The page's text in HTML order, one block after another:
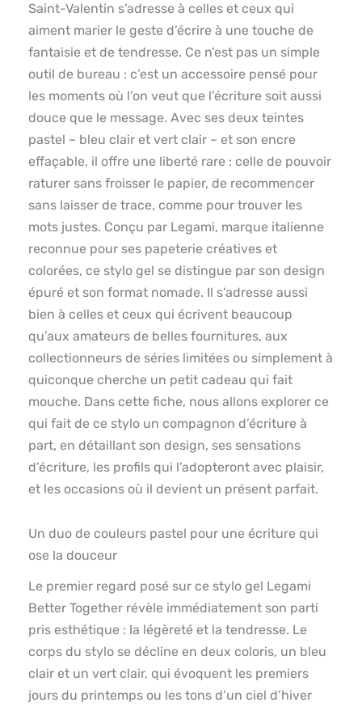
Saint-Valentin s’adresse à celles et ceux qui
aiment marier le geste d’écrire à une touche de
fantaisie et de tendresse. Ce n’est pas un simple
outil de bureau : c’est un accessoire pensé pour
les moments où l’on veut que l’écriture soit aussi
douce que le message. Avec ses deux teintes
pastel – bleu clair et vert clair – et son encre
effaçable, il offre une liberté rare : celle de pouvoir
raturer sans froisser le papier, de recommencer
sans laisser de trace, comme pour trouver les
mots justes. Conçu par Legami, marque italienne
reconnue pour ses papeterie créatives et
colorées, ce stylo gel se distingue par son design
épuré et son format nomade. Il s’adresse aussi
bien à celles et ceux qui écrivent beaucoup
qu’aux amateurs de belles fournitures, aux
collectionneurs de séries limitées ou simplement à
quiconque cherche un petit cadeau qui fait
mouche. Dans cette fiche, nous allons explorer ce
qui fait de ce stylo un compagnon d’écriture à
part, en détaillant son design, ses sensations
d’écriture, les profils qui l’adopteront avec plaisir,
et les occasions où il devient un présent parfait.
Un duo de couleurs pastel pour une écriture qui
ose la douceur
Le premier regard posé sur ce stylo gel Legami
Better Together révèle immédiatement son parti
pris esthétique : la légèreté et la tendresse. Le
corps du stylo se décline en deux coloris, un bleu
clair et un vert clair, qui évoquent les premiers
jours du printemps ou les tons d’un ciel d’hiver